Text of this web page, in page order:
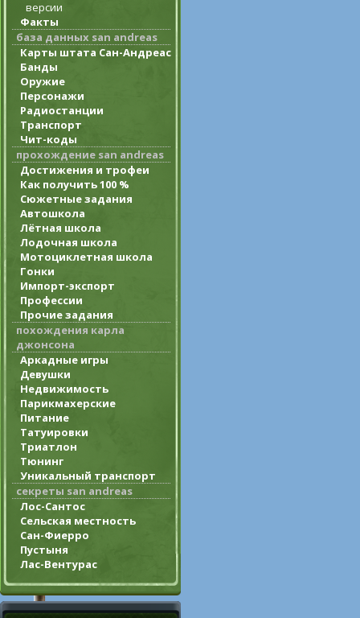
версии
Факты
база данных san andreas
Карты штата Сан-Андреас
Банды
Оружие
Персонажи
Радиостанции
Транспорт
Чит-коды
прохождение san andreas
Достижения и трофеи
Как получить 100 %
Сюжетные задания
Автошкола
Лётная школа
Лодочная школа
Мотоциклетная школа
Гонки
Импорт-экспорт
Профессии
Прочие задания
похождения карла
джонсона
Аркадные игры
Девушки
Недвижимость
Парикмахерские
Питание
Татуировки
Триатлон
Тюнинг
Уникальный транспорт
секреты san andreas
Лос-Сантос
Сельская местность
Сан-Фиерро
Пустыня
Лас-Вентурас